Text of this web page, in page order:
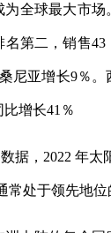
全球最大市
第二，销售
尼亚增长9％
增长41％
据，2022 年
处于领先地